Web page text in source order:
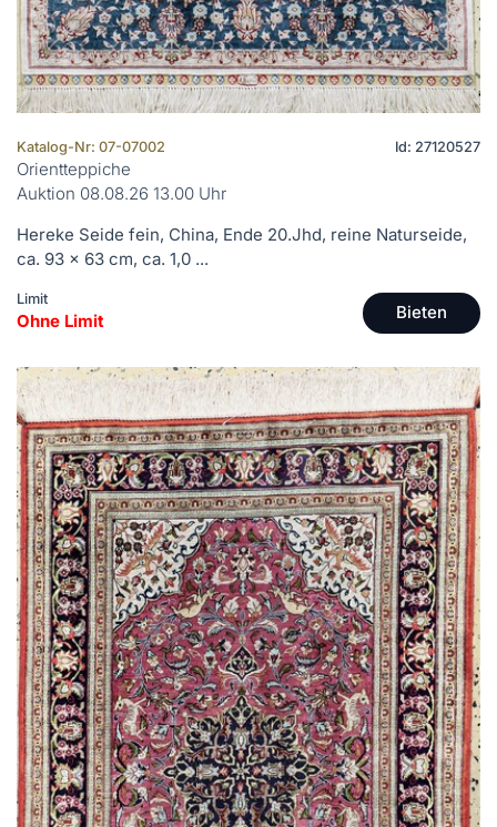
Katalog-Nr: 07-07002 Id: 27120527
Orientteppiche
Auktion 08.08.26 13.00 Uhr
Hereke Seide fein, China, Ende 20.Jhd, reine Naturseide,
ca. 93 x 63 cm, ca. 1,0 ...
Limit
Ohne Limit Bieten